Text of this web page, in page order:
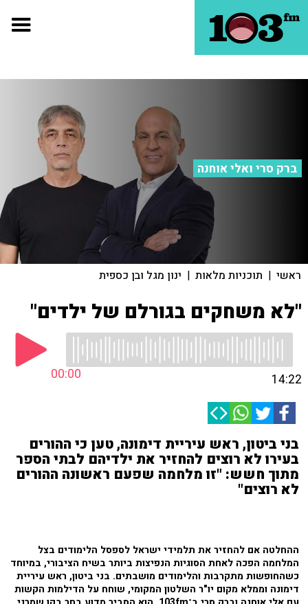
ברק סרי ואלי אוחנה
ראשי | תוכניות מלאות | ינון מגל ובן כספית
"לא משחקים בגורלם של ילדים"
00:00 14:22
בני ביטון, ראש עיריית דימונה, טען כי ההורים
בעירו לא רוצים להחזיר את ילדיהם לבתי הספר
מתוך חשש: "זו מלחמה שפעם ראשונה ההורים
לא רוצים"
ההחלטה אם להחזיר את תלמידי ישראל לספסל הלימודים בצל
המלחמה הפכה לאחת הסוגיות הנפיצות ביותר בשיח הציבורי, במיוחד
כשהחופשות מתקרבות והלימודים מושבתים. בני ביטון, ראש עיריית
דימונה וממלא מקום יו"ר השלטון המקומי, שוחח על הדילמות הקשות